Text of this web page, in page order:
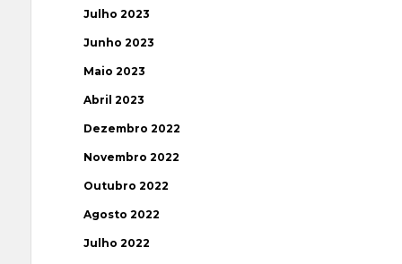
Julho 2023
Junho 2023
Maio 2023
Abril 2023
Dezembro 2022
Novembro 2022
Outubro 2022
Agosto 2022
Julho 2022